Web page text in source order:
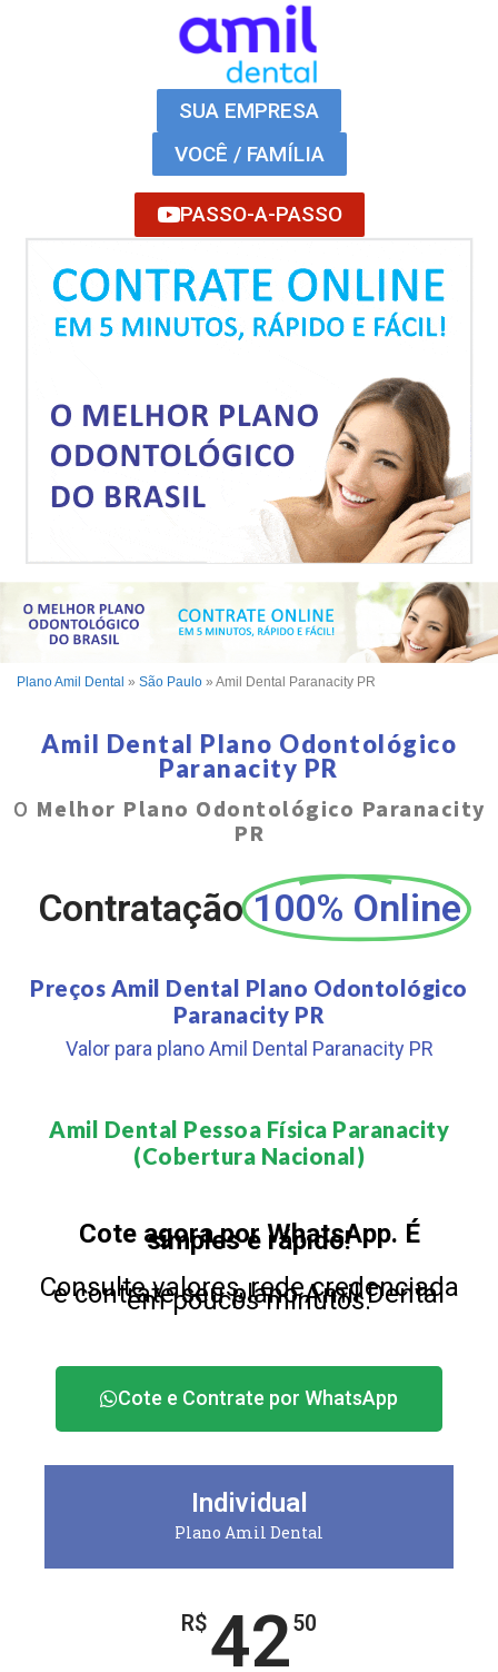
SUA EMPRESA
VOCÊ / FAMÍLIA
PASSO-A-PASSO
Plano Amil Dental » São Paulo » Amil Dental Paranacity PR
Amil Dental Plano Odontológico
Paranacity PR
O Melhor Plano Odontológico Paranacity
PR
Contratação 100% Online
Preços Amil Dental Plano Odontológico
Paranacity PR
Valor para plano Amil Dental Paranacity PR
Amil Dental Pessoa Física Paranacity
(Cobertura Nacional)​
Cote agora por WhatsApp. É
simples e rápido!
Consulte valores, rede credenciada
e contrate seu plano Amil Dental
em poucos minutos.
Cote e Contrate por WhatsApp
Individual
Plano Amil Dental
R$4250